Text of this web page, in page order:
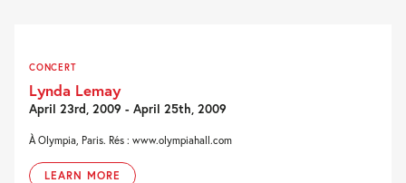
CONCERT
Lynda Lemay
April 23rd, 2009 - April 25th, 2009
À Olympia, Paris. Rés : www.olympiahall.com
LEARN MORE